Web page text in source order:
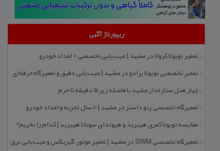
ریپورتاژ آگهی
:: تعمیر تویوتا كرولا در مشهد | عیب‌یابی تخصصی + امداد خودرو
:: تعمیر تخصصی تویوتا پرادو در مشهد | عیب‌یابی دقیق و تعمیرگاه حرفه‌ای
::چهار هتل‌ ستاره‌دار مشهد با فاصله زیر 5 دقیقه تا حرم
:: تعمیرگاه تخصصی رنو داستر در مشهد | ۱۰ سال تجربه و امداد خودرو
:: مقایسه تویوتا كمری هیبرید و هیوندای سوناتا هیبرید | كدام را بخریم؟
:: تعمیرگاه تخصصی SWM در مشهد | تعمیر موتور، گیربكس و عیب‌یابی برق